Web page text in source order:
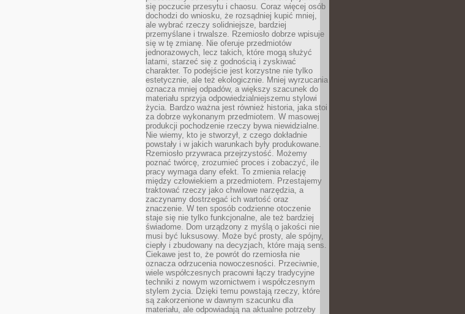
się poczucie przesytu i chaosu. Coraz więcej osób
dochodzi do wniosku, że rozsądniej kupić mniej,
ale wybrać rzeczy solidniejsze, bardziej
przemyślane i trwalsze. Rzemiosło dobrze wpisuje
się w tę zmianę. Nie oferuje przedmiotów
jednorazowych, lecz takich, które mogą służyć
latami, starzeć się z godnością i zyskiwać
charakter. To podejście jest korzystne nie tylko
estetycznie, ale też ekologicznie. Mniej wyrzucania
oznacza mniej odpadów, a większy szacunek do
materiału sprzyja odpowiedzialniejszemu stylowi
życia. Bardzo ważna jest również historia, jaka stoi
za dobrze wykonanym przedmiotem. W masowej
produkcji pochodzenie rzeczy bywa niewidzialne.
Nie wiemy, kto je stworzył, z czego dokładnie
powstały i w jakich warunkach były produkowane.
Rzemiosło przywraca przejrzystość. Możemy
poznać twórcę, zrozumieć proces i zobaczyć, ile
pracy wymaga dany efekt. To zmienia relację
między człowiekiem a przedmiotem. Przestajemy
traktować rzeczy jako chwilowe narzędzia, a
zaczynamy dostrzegać ich wartość oraz
znaczenie. W ten sposób codzienne otoczenie
staje się nie tylko funkcjonalne, ale też bardziej
świadome. Dom urządzony z myślą o jakości nie
musi być luksusowy. Może być prosty, ale spójny,
ciepły i zbudowany na decyzjach, które mają sens.
Ciekawe jest to, że powrót do rzemiosła nie
oznacza odrzucenia nowoczesności. Przeciwnie,
wiele współczesnych pracowni łączy tradycyjne
techniki z nowym wzornictwem i współczesnym
stylem życia. Dzięki temu powstają rzeczy, które
są zakorzenione w dawnym szacunku dla
materiału, ale odpowiadają na aktualne potrzeby